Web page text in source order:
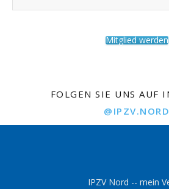
Mitglied werden
FOLGEN SIE UNS AUF
@IPZV.NORD
IPZV Nord -- mein